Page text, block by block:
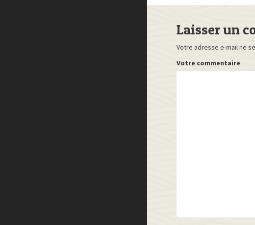
Laisser un
Votre adresse e-mail ne
Votre commentaire